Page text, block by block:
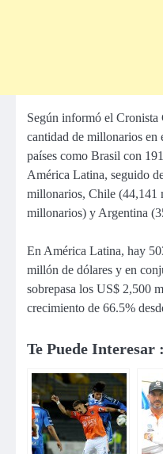
Según informó el
cantidad de millonarios en
países como Brasil con
América Latina, seguido
millonarios, Chile (44,141
millonarios) y Argentina
En América Latina, hay
millón de dólares y en
sobrepasa los US$ 2,500
crecimiento de 66.5%
Te Puede Interesar :